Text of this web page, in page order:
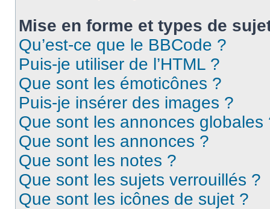
Mise en forme et types de
Qu’est-ce que le BBCode ?
Puis-je utiliser de l’HTML ?
Que sont les émoticônes ?
Puis-je insérer des images ?
Que sont les annonces globales
Que sont les annonces ?
Que sont les notes ?
Que sont les sujets verrouillés ?
Que sont les icônes de sujet ?